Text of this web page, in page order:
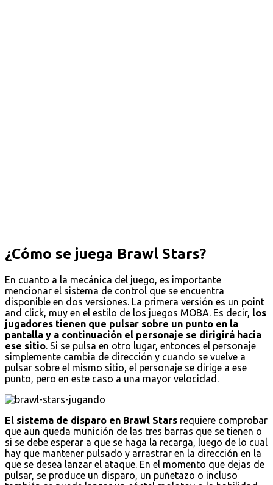
¿Cómo se juega Brawl Stars?
En cuanto a la mecánica del juego, es importante
mencionar el sistema de control que se encuentra
disponible en dos versiones. La primera versión es un point
and click, muy en el estilo de los juegos MOBA. Es decir, los
jugadores tienen que pulsar sobre un punto en la
pantalla y a continuación el personaje se dirigirá hacia
ese sitio. Si se pulsa en otro lugar, entonces el personaje
simplemente cambia de dirección y cuando se vuelve a
pulsar sobre el mismo sitio, el personaje se dirige a ese
punto, pero en este caso a una mayor velocidad.
El sistema de disparo en Brawl Stars requiere comprobar
que aun queda munición de las tres barras que se tienen o
si se debe esperar a que se haga la recarga, luego de lo cual
hay que mantener pulsado y arrastrar en la dirección en la
que se desea lanzar el ataque. En el momento que dejas de
pulsar, se produce un disparo, un puñetazo o incluso